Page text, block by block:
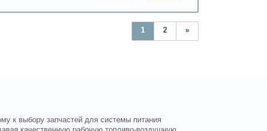
1 2 »
к выбору запчастей для системы питания